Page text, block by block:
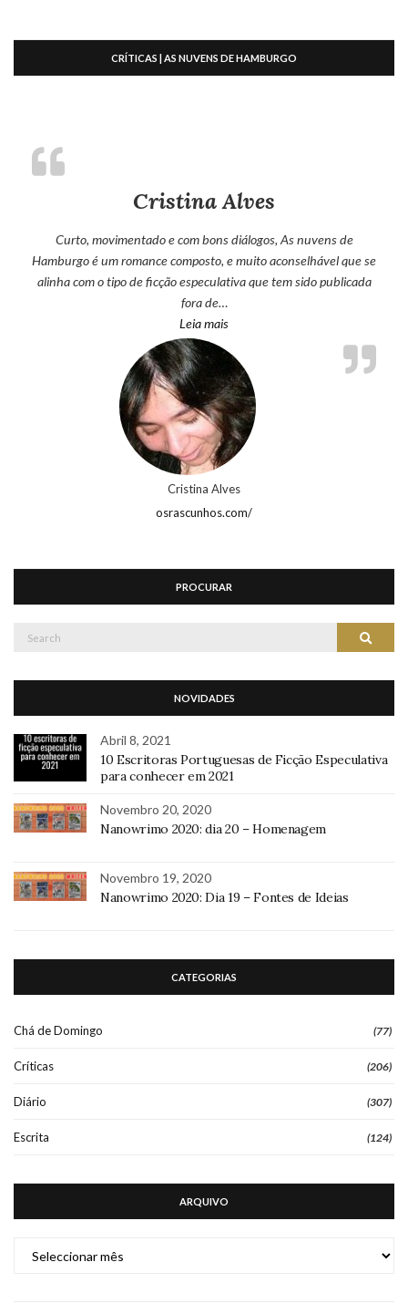
CRÍTICAS | AS NUVENS DE HAMBURGO
Cristina Alves
Curto, movimentado e com bons diálogos, As nuvens de
Hamburgo é um romance composto, e muito aconselhável que se
alinha com o tipo de ficção especulativa que tem sido publicada
fora de…
Leia mais“Cristina Alves”
Cristina Alves
osrascunhos.com/
PROCURAR
Search
NOVIDADES
Abril 8, 2021
10 Escritoras Portuguesas de Ficção Especulativa
para conhecer em 2021
Novembro 20, 2020
Nanowrimo 2020: dia 20 – Homenagem
Novembro 19, 2020
Nanowrimo 2020: Dia 19 – Fontes de Ideias
CATEGORIAS
Chá de Domingo (77)
Críticas (206)
Diário (307)
Escrita (124)
ARQUIVO